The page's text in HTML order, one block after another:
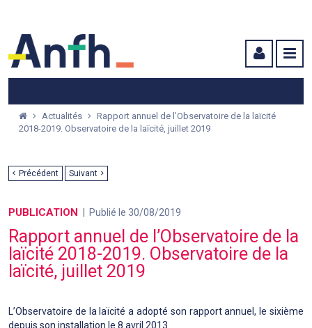
Actualités
Rapport annuel de l’Observatoire de la laïcité
2018-2019. Observatoire de la laïcité, juillet 2019
Précédent Suivant
PUBLICATION Publié le 30/08/2019
Rapport annuel de l’Observatoire de la
laïcité 2018-2019. Observatoire de la
laïcité, juillet 2019
L’Observatoire de la laïcité a adopté son rapport annuel, le sixième
depuis son installation le 8 avril 2013.